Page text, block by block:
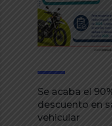
Se acaba el
descuento en
vehicular